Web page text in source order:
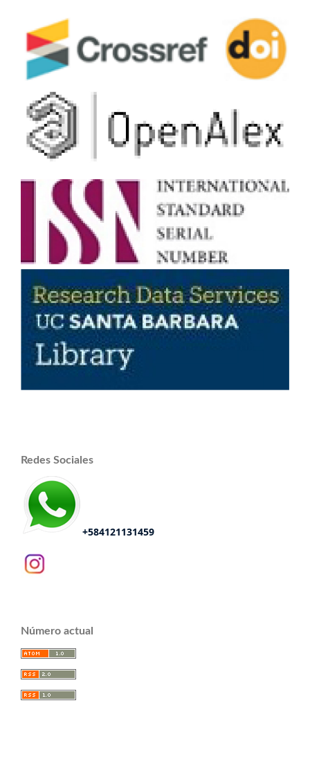
Redes Sociales
+584121131459
Número actual